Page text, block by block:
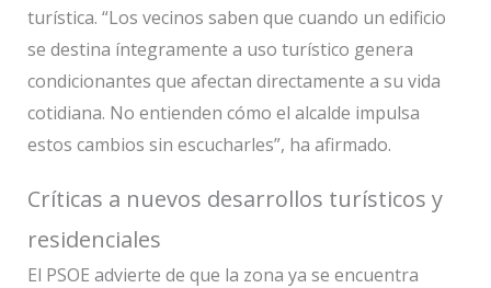
turística. “Los vecinos saben que cuando un edificio
se destina íntegramente a uso turístico genera
condicionantes que afectan directamente a su vida
cotidiana. No entienden cómo el alcalde impulsa
estos cambios sin escucharles”, ha afirmado.
Críticas a nuevos desarrollos turísticos y
residenciales
El PSOE advierte de que la zona ya se encuentra